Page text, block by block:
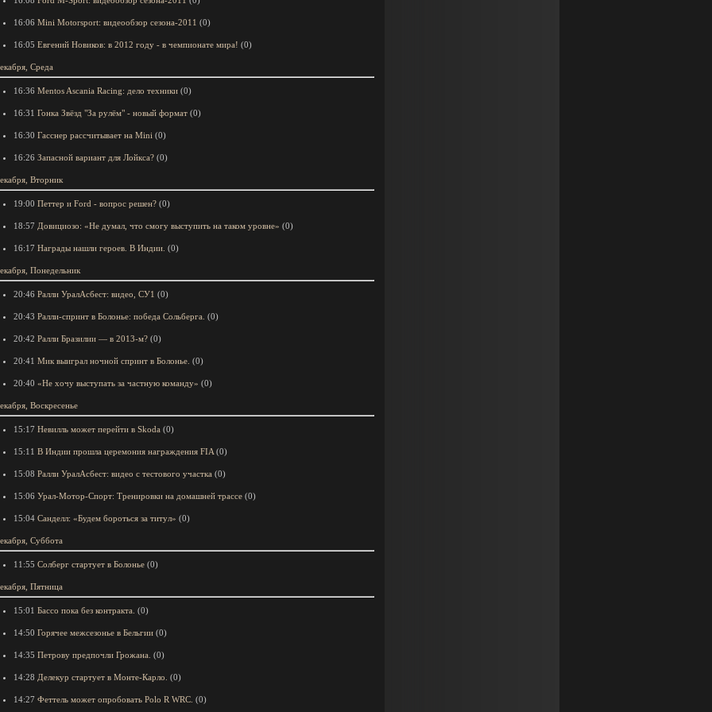
16:06 Mini Motorsport: видеообзор сезона-2011 (0)
16:05 Евгений Новиков: в 2012 году - в чемпионате мира! (0)
Среда
16:36 Mentos Ascania Racing: дело техники (0)
16:31 Гонка Звёзд "За рулём" - новый формат (0)
16:30 Гасснер рассчитывает на Mini (0)
16:26 Запасной вариант для Лойкса? (0)
Вторник
19:00 Петтер и Ford - вопрос решен? (0)
18:57 Довициозо: «Не думал, что смогу выступить на таком уровне» (0)
16:17 Награды нашли героев. В Индии. (0)
Понедельник
20:46 Ралли УралАсбест: видео, СУ1 (0)
20:43 Ралли-спринт в Болонье: победа Сольберга. (0)
20:42 Ралли Бразилии — в 2013-м? (0)
20:41 Мик выиграл ночной спринт в Болонье. (0)
20:40 «Не хочу выступать за частную команду» (0)
Воскресенье
15:17 Невилль может перейти в Skoda (0)
15:11 В Индии прошла церемония награждения FIA (0)
15:08 Ралли УралАсбест: видео с тестового участка (0)
15:06 Урал-Мотор-Спорт: Тренировки на домашней трассе (0)
15:04 Санделл: «Будем бороться за титул» (0)
Суббота
11:55 Солберг стартует в Болонье (0)
Пятница
15:01 Бассо пока без контракта. (0)
14:50 Горячее межсезонье в Бельгии (0)
14:35 Петрову предпочли Грожана. (0)
14:28 Делекур стартует в Монте-Карло. (0)
14:27 Феттель может опробовать Polo R WRC. (0)